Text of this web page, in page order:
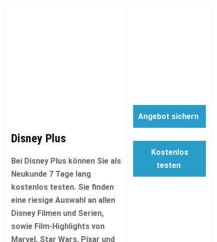
Disney Plus
Bei Disney Plus können Sie als
Neukunde 7 Tage lang
kostenlos testen. Sie finden
eine riesige Auswahl an allen
Disney Filmen und Serien,
sowie Film-Highlights von
Marvel, Star Wars, Pixar und
Angebot sichern
Kostenlos
testen